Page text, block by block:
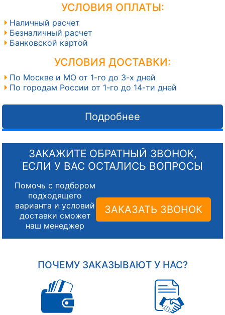
УСЛОВИЯ ОПЛАТЫ:
Наличный расчет
Безналичный расчет
Банковской картой
УСЛОВИЯ ДОСТАВКИ:
По Москве и МО от 1-го до 3-х дней
По городам России от 1-го до 14-ти дней
Подробнее
ЗАКАЖИТЕ ОБРАТНЫЙ ЗВОНОК,
ЕСЛИ У ВАС ОСТАЛИСЬ ВОПРОСЫ
Помочь с подбором
подходящего
варианта и условий
доставки сможет
наш менеджер
ЗАКАЗАТЬ ЗВОНОК
ПОЧЕМУ ЗАКАЗЫВАЮТ У НАС?